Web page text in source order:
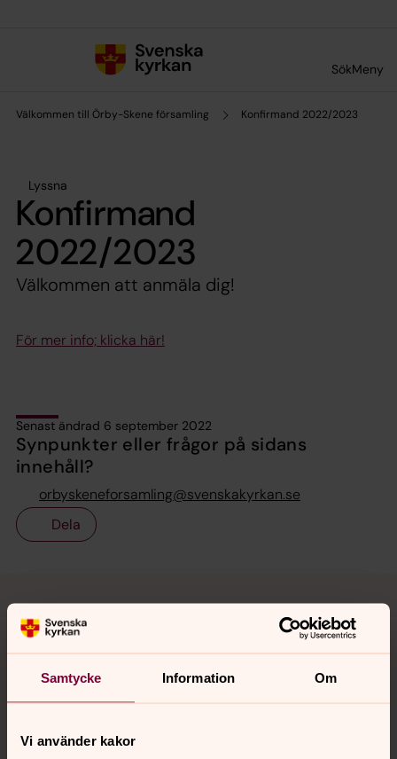
Samtycke Information Om
Vi använder kakor
SökMeny
Välkommen till Örby-Skene församling Konfirmand 2022/2023
Lyssna
Konfirmand
2022/2023
Välkommen att anmäla dig!
För mer info; klicka här!
Senast ändrad 6 september 2022
Synpunkter eller frågor på sidans
innehåll?
orbyskeneforsamling@svenskakyrkan.se
Dela
Kontakt
Kalender